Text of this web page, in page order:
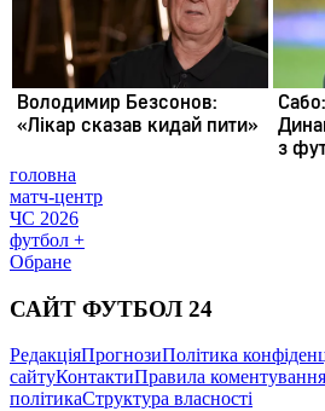
головна
матч-центр
ЧС 2026
футбол +
Обране
САЙТ ФУТБОЛ 24
РедакціяПрогнозиПолітика
сайтуКонтактиПравила коментування
політикаСтруктура власності